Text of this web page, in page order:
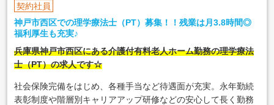
契約社員
神戸市西区での理学療法士（PT）募集！！残業は月3.8時間◎
福利厚生も充実♪
兵庫県神戸市西区にある介護付有料老人ホーム勤務の理学療法
士（PT）の求人です☆
社会保険完備をはじめ、各種手当など待遇面が充実。永年勤続
表彰制度や階層別キャリアアップ研修などの安心して長く勤務